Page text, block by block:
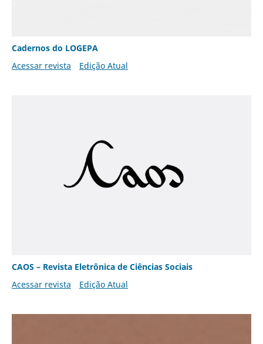
Cadernos do LOGEPA
Acessar revista
Edição Atual
CAOS – Revista Eletrônica de Ciências Sociais
Acessar revista
Edição Atual